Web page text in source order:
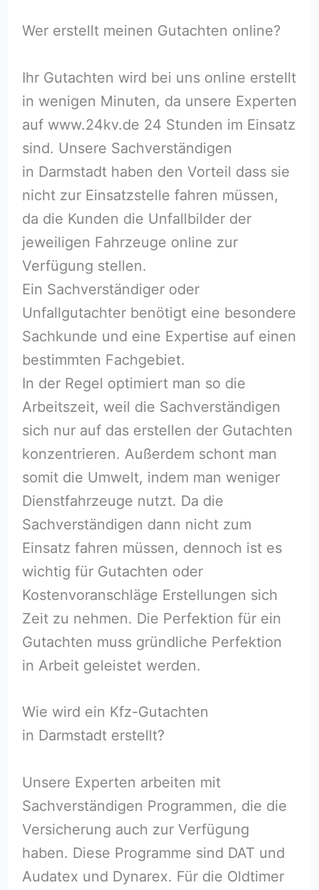
Wer erstellt meinen Gutachten online?
Ihr Gutachten wird bei uns online erstellt
in wenigen Minuten, da unsere Experten
auf www.24kv.de 24 Stunden im Einsatz
sind. Unsere Sachverständigen
in Darmstadt haben den Vorteil dass sie
nicht zur Einsatzstelle fahren müssen,
da die Kunden die Unfallbilder der
jeweiligen Fahrzeuge online zur
Verfügung stellen.
Ein Sachverständiger oder
Unfallgutachter benötigt eine besondere
Sachkunde und eine Expertise auf einen
bestimmten Fachgebiet.
In der Regel optimiert man so die
Arbeitszeit, weil die Sachverständigen
sich nur auf das erstellen der Gutachten
konzentrieren. Außerdem schont man
somit die Umwelt, indem man weniger
Dienstfahrzeuge nutzt. Da die
Sachverständigen dann nicht zum
Einsatz fahren müssen, dennoch ist es
wichtig für Gutachten oder
Kostenvoranschläge Erstellungen sich
Zeit zu nehmen. Die Perfektion für ein
Gutachten muss gründliche Perfektion
in Arbeit geleistet werden.
Wie wird ein Kfz-Gutachten
in Darmstadt erstellt?
Unsere Experten arbeiten mit
Sachverständigen Programmen, die die
Versicherung auch zur Verfügung
haben. Diese Programme sind DAT und
Audatex und Dynarex. Für die Oldtimer